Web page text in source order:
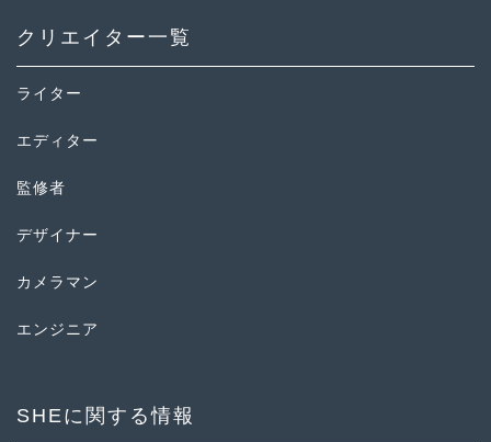
クリエイター一覧
ライター
エディター
監修者
デザイナー
カメラマン
エンジニア
SHEに関する情報